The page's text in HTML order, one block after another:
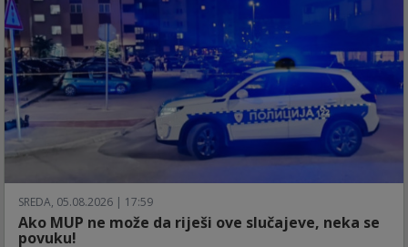
SREDA, 05.08.2026 | 17:59
Ako MUP ne može da riješi ove slučajeve, neka se
povuku!